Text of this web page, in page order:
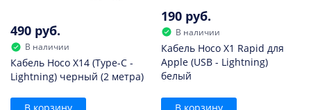
490 руб.
В наличии
Кабель Hoco X14 (Type-C -
Lightning) черный (2 метра)
190 руб.
В наличии
Кабель Hoco X1 Rapid для
Apple (USB - Lightning)
белый